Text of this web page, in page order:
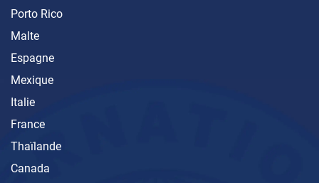
Porto Rico
Malte
Espagne
Mexique
Italie
France
Thaïlande
Canada